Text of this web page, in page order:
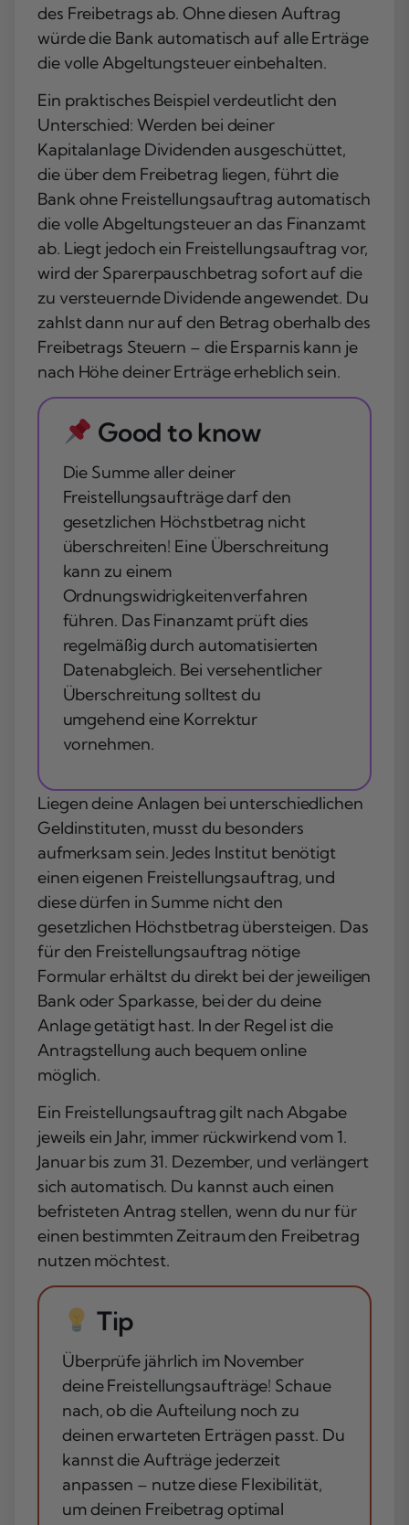
des Freibetrags ab. Ohne diesen Auftrag
würde die Bank automatisch auf alle Erträge
die volle Abgeltungsteuer einbehalten.
Ein praktisches Beispiel verdeutlicht den
Unterschied: Werden bei deiner
Kapitalanlage Dividenden ausgeschüttet,
die über dem Freibetrag liegen, führt die
Bank ohne Freistellungsauftrag automatisch
die volle Abgeltungsteuer an das Finanzamt
ab. Liegt jedoch ein Freistellungsauftrag vor,
wird der Sparerpauschbetrag sofort auf die
zu versteuernde Dividende angewendet. Du
zahlst dann nur auf den Betrag oberhalb des
Freibetrags Steuern – die Ersparnis kann je
nach Höhe deiner Erträge erheblich sein.
Good to know
Die Summe aller deiner
Freistellungsaufträge darf den
gesetzlichen Höchstbetrag nicht
überschreiten! Eine Überschreitung
kann zu einem
Ordnungswidrigkeitenverfahren
führen. Das Finanzamt prüft dies
regelmäßig durch automatisierten
Datenabgleich. Bei versehentlicher
Überschreitung solltest du
umgehend eine Korrektur
vornehmen.
Liegen deine Anlagen bei unterschiedlichen
Geldinstituten, musst du besonders
aufmerksam sein. Jedes Institut benötigt
einen eigenen Freistellungsauftrag, und
diese dürfen in Summe nicht den
gesetzlichen Höchstbetrag übersteigen. Das
für den Freistellungsauftrag nötige
Formular erhältst du direkt bei der jeweiligen
Bank oder Sparkasse, bei der du deine
Anlage getätigt hast. In der Regel ist die
Antragstellung auch bequem online
möglich.
Ein Freistellungsauftrag gilt nach Abgabe
jeweils ein Jahr, immer rückwirkend vom 1.
Januar bis zum 31. Dezember, und verlängert
sich automatisch. Du kannst auch einen
befristeten Antrag stellen, wenn du nur für
einen bestimmten Zeitraum den Freibetrag
nutzen möchtest.
Tip
Überprüfe jährlich im November
deine Freistellungsaufträge! Schaue
nach, ob die Aufteilung noch zu
deinen erwarteten Erträgen passt. Du
kannst die Aufträge jederzeit
anpassen – nutze diese Flexibilität,
um deinen Freibetrag optimal